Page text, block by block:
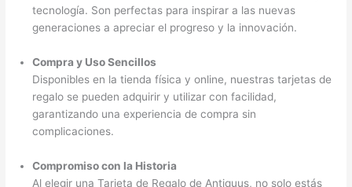
tecnología. Son perfectas para inspirar a las nuevas
generaciones a apreciar el progreso y la innovación.
Compra y Uso Sencillos
Disponibles en la tienda física y online, nuestras tarjetas de
regalo se pueden adquirir y utilizar con facilidad,
garantizando una experiencia de compra sin
complicaciones.
Compromiso con la Historia
Al elegir una Tarjeta de Regalo de Antiquus, no solo estás